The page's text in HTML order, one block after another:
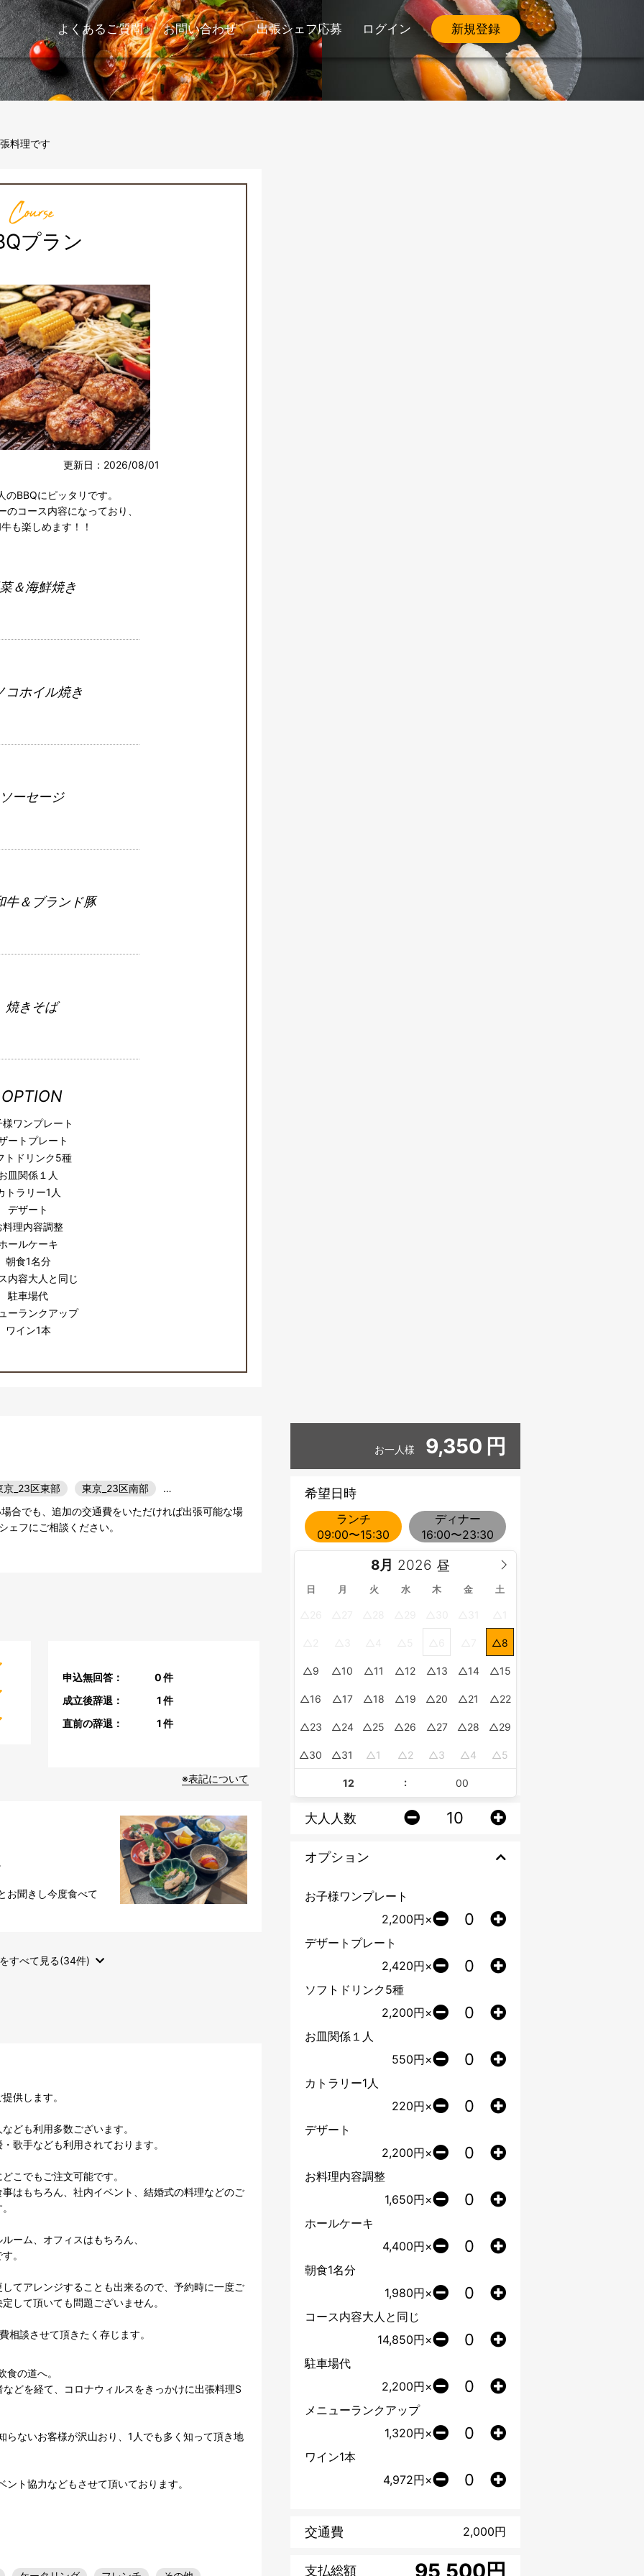
よくあるご質問 お問い合わせ 出張シェフ応募 ログイン 新規登録
料理です
Course
プラン
更新日：2026/08/01
のBBQにピッタリです。
のコース内容になっており、
も楽しめます！！
＆海鮮焼き
コホイル焼き
ソーセージ
牛＆ブランド豚
焼きそば
OPTION
様ワンプレート
ートプレート
トドリンク5種
皿関係１人
トラリー1人
デザート
料理内容調整
ールケーキ
朝食1名分
内容大人と同じ
駐車場代
ーランクアップ
ワイン1本
京_23区東部 東京_23区南部
…
合でも、追加の交通費をいただければ出張可能な場
ェフにご相談ください。
申込無回答： 0件
成立後辞退：
1件
直前の辞退：
1件
※表記について
お聞きし今度食べて
すべて見る(34件)
供します。
ども利用多数ございます。
歌手なども利用されております。
こでもご注文可能です。
はもちろん、社内イベント、結婚式の料理などのご
ーム、オフィスはもちろん、
。
てアレンジすることも出来るので、予約時に一度ご
して頂いても問題ございません。
の道へ。
どを経て、コロナウィルスをきっかけに出張料理S
らないお客様が沢山おり、1人でも多く知って頂き地
ト協力などもさせて頂いております。
お一人様 9,350 円
希望日時
ランチ
09:00〜15:30
ディナー
16:00〜23:30
8月
日 月 火 水 木 金 土
8
9 10 11 12 13 14 15
16 17 18 19 20 21 22
23 24 25 26 27 28 29
30 31 1 2 3 4 5
:
大人人数
オプション
お子様ワンプレート
2,200円×
デザートプレート
2,420円×
ソフトドリンク5種
2,200円×
お皿関係１人
550円×
カトラリー1人
220円×
デザート
2,200円×
お料理内容調整
1,650円×
ホールケーキ
4,400円×
朝食1名分
1,980円×
コース内容大人と同じ
14,850円×
駐車場代
2,200円×
メニューランクアップ
1,320円×
ワイン1本
4,972円×
交通費 2,000円
支払総額 円